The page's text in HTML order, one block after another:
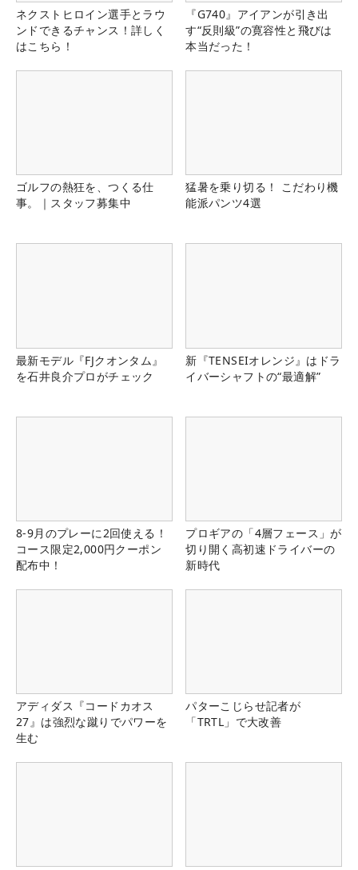
ネクストヒロイン選手とラウ
ンドできるチャンス！詳しく
はこちら！
『G740』アイアンが引き出
す“反則級”の寛容性と飛びは
本当だった！
ゴルフの熱狂を、つくる仕
事。｜スタッフ募集中
猛暑を乗り切る！ こだわり機
能派パンツ4選
最新モデル『FJクオンタム』
を石井良介プロがチェック
新『TENSEIオレンジ』はドラ
イバーシャフトの“最適解”
8-9月のプレーに2回使える！
コース限定2,000円クーポン
配布中！
プロギアの「4層フェース」が
切り開く高初速ドライバーの
新時代
アディダス『コードカオス
27』は強烈な蹴りでパワーを
生む
パターこじらせ記者が
「TRTL」で大改善